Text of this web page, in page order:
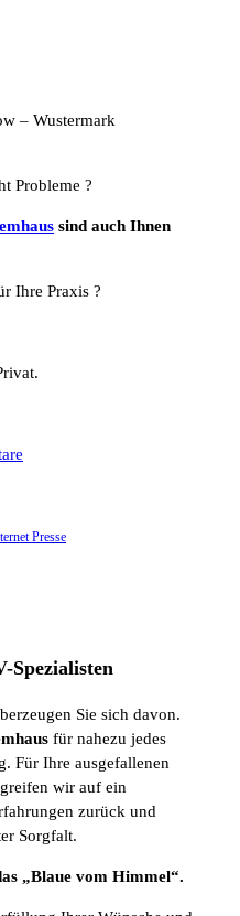
– Wustermark
Probleme ?
sind auch Ihnen
Ihre Praxis ?
Presse
Spezialisten
Sie sich davon.
für nahezu jedes
Für Ihre ausgefallenen
wir auf ein
zurück und
Sorgfalt.
„Blaue vom Himmel“.